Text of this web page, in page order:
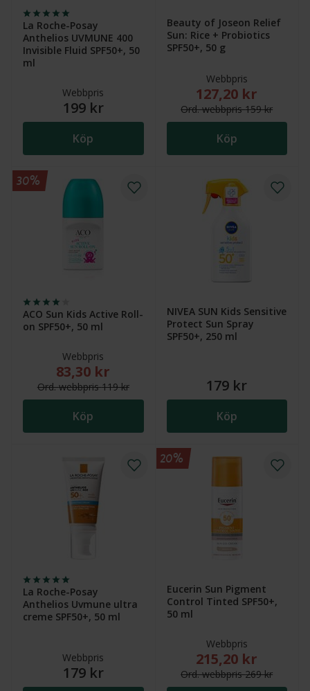
La Roche-Posay
Anthelios UVMUNE 400
Invisible Fluid SPF50+, 50
ml
Webbpris
199 kr
Köp
Beauty of Joseon Relief
Sun: Rice + Probiotics
SPF50+, 50 g
Webbpris
Nytt reducerat
127,20 kr
Ord.webbpris159 kr
Köp
ACO Sun Kids Active Roll-
on SPF50+, 50 ml
Webbpris
Nytt reducerat pris: 83,30 kr. Ordinarie webbpris
83,30 kr
Ord.webbpris119 kr
Köp
30%
NIVEA SUN Kids Sensitive
Protect Sun Spray
SPF50+, 250 ml
179 kr
Köp
La Roche-Posay
Anthelios Uvmune ultra
creme SPF50+, 50 ml
Webbpris
179 kr
Eucerin Sun Pigment
Control Tinted SPF50+,
50 ml
Webbpris
Nytt reducerat
215,20 kr
Ord.webbpris269 kr
20%